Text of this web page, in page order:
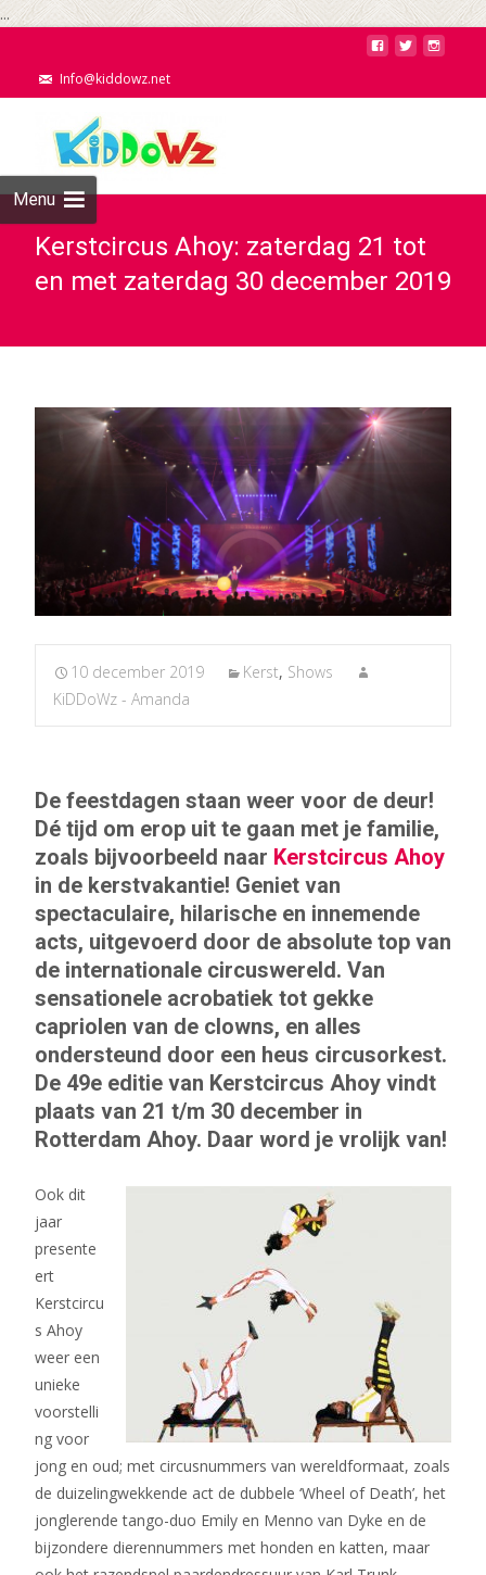
...
Info@kiddowz.net
Menu
Kerstcircus Ahoy: zaterdag 21 tot
en met zaterdag 30 december 2019
10 december 2019 Kerst, Shows
KiDDoWz - Amanda
De feestdagen staan weer voor de deur!
Dé tijd om erop uit te gaan met je familie,
zoals bijvoorbeeld naar Kerstcircus Ahoy
in de kerstvakantie! Geniet van
spectaculaire, hilarische en innemende
acts, uitgevoerd door de absolute top van
de internationale circuswereld. Van
sensationele acrobatiek tot gekke
capriolen van de clowns, en alles
ondersteund door een heus circusorkest.
De 49e editie van Kerstcircus Ahoy vindt
plaats van 21 t/m 30 december in
Rotterdam Ahoy. Daar word je vrolijk van!
Ook dit
jaar
presente
ert
Kerstcircu
s Ahoy
weer een
unieke
voorstelli
ng voor
jong en oud; met circusnummers van wereldformaat, zoals
de duizelingwekkende act de dubbele ‘Wheel of Death’, het
jonglerende tango-duo Emily en Menno van Dyke en de
bijzondere dierennummers met honden en katten, maar